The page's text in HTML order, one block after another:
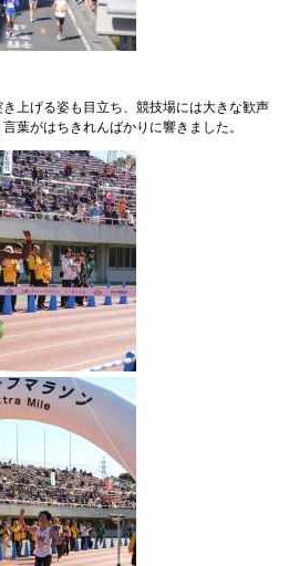
上げる姿も目立ち、競技場には大きな歓声
葉がはちきれんばかりに響きました。